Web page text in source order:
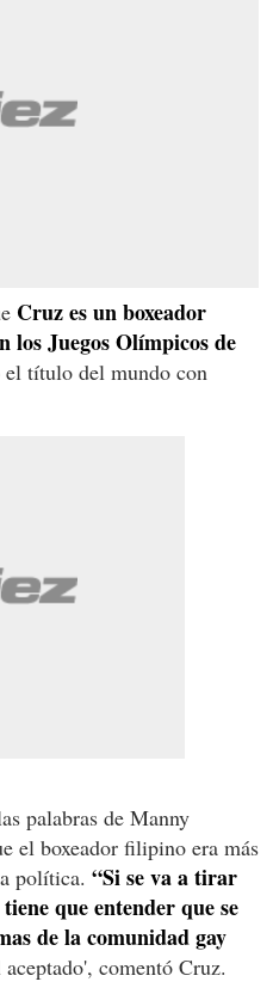
Cruz es un boxeador
los Juegos Olímpicos de
el título del mundo con
palabras de Manny
el boxeador filipino era más
política. “Si se va a tirar
que entender que se
de la comunidad gay
comentó Cruz.